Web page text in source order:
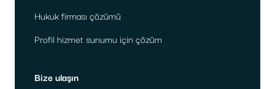
Hukuk firması çözümü
Profil hizmet sunumu için çözüm
Bize ulaşın